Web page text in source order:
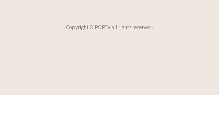
Copyright © PORTA all rights reserved.